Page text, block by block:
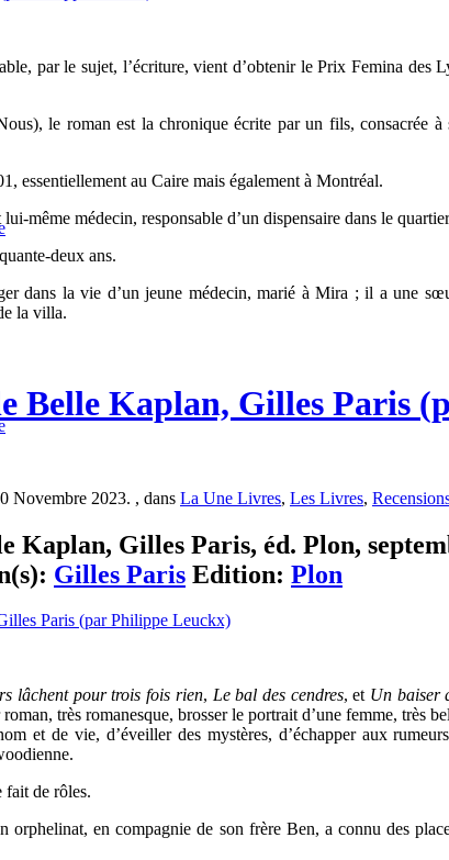
par le sujet, l’écriture, vient d’obtenir le Prix Femina des
le roman est la chronique écrite par un fils, consacrée à
essentiellement au Caire mais également à Montréal.
même médecin, responsable d’un dispensaire dans le
deux ans.
dans la vie d’un jeune médecin, marié à Mira ; il a une
la villa.
Belle Kaplan, Gilles Paris
Novembre 2023. , dans La Une Livres, Les Livres,
Kaplan, Gilles Paris, éd. Plon,
Gilles Paris Edition: Plon
lâchent pour trois fois rien, Le bal des cendres, et Un baiser
très romanesque, brosser le portrait d’une femme, très
et de vie, d’éveiller des mystères, d’échapper aux
fait de rôles.
orphelinat, en compagnie de son frère Ben, a connu des